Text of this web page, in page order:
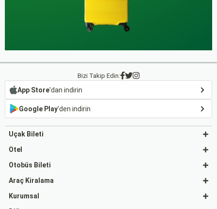
Bizi Takip Edin:
App Store'dan indirin
Google Play'den indirin
Uçak Bileti
Otel
Otobüs Bileti
Araç Kiralama
Kurumsal